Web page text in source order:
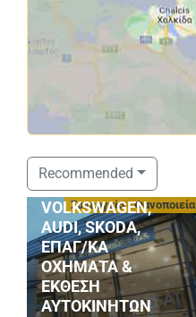
Recommended
Συνεργεία - Φανοποιεία
ΣΤΑΘΟΠΟΥΛΟΣ
SERVICE
VOLKSWAGEN,
AUDI, SKODA,
ΕΠΑΓ/ΚΑ
ΟΧΗΜΑΤΑ &
ΕΚΘΕΣΗ
ΑΥΤΟΚΙΝΗΤΩΝ